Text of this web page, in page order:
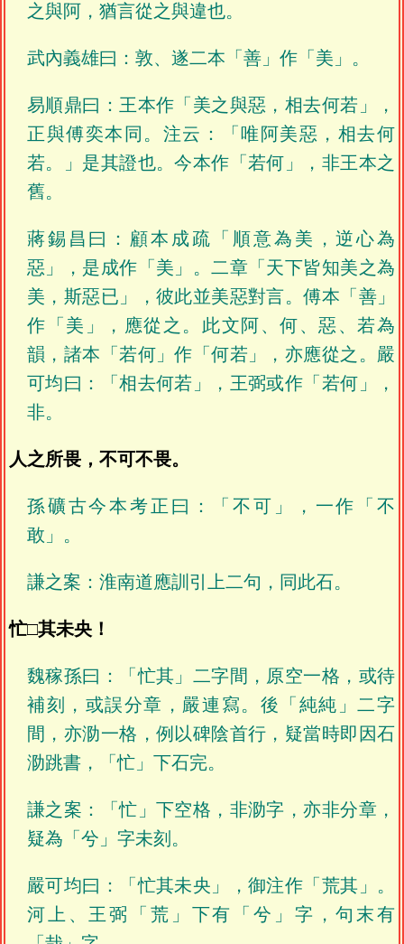
之與阿，猶言從之與違也。
武內義雄曰：敦、遂二本「善」作「美」。
易順鼎曰：王本作「美之與惡，相去何若」，
正與傅奕本同。注云：「唯阿美惡，相去何
若。」是其證也。今本作「若何」，非王本之
舊。
蔣錫昌曰：顧本成疏「順意為美，逆心為
惡」，是成作「美」。二章「天下皆知美之為
美，斯惡已」，彼此並美惡對言。傅本「善」
作「美」，應從之。此文阿、何、惡、若為
韻，諸本「若何」作「何若」，亦應從之。嚴
可均曰：「相去何若」，王弼或作「若何」，
非。
人之所畏，不可不畏。
孫礦古今本考正曰：「不可」，一作「不
敢」。
謙之案：淮南道應訓引上二句，同此石。
忙□其未央！
魏稼孫曰：「忙其」二字間，原空一格，或待
補刻，或誤分章，嚴連寫。後「純純」二字
間，亦泐一格，例以碑陰首行，疑當時即因石
泐跳書，「忙」下石完。
謙之案：「忙」下空格，非泐字，亦非分章，
疑為「兮」字未刻。
嚴可均曰：「忙其未央」，御注作「荒其」。
河上、王弼「荒」下有「兮」字，句末有